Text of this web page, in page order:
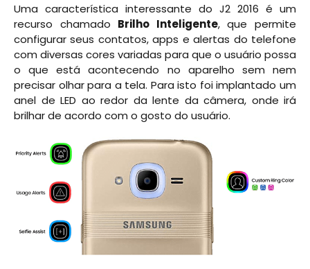
Uma característica interessante do J2 2016 é um
recurso chamado Brilho Inteligente, que permite
configurar seus contatos, apps e alertas do telefone
com diversas cores variadas para que o usuário possa
o que está acontecendo no aparelho sem nem
precisar olhar para a tela. Para isto foi implantado um
anel de LED ao redor da lente da câmera, onde irá
brilhar de acordo com o gosto do usuário.